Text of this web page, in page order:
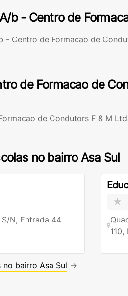
b - Centro de
- Centro de Formacao de
de Formacao de
de Condutors F & M
no bairro Asa Sul
N, Entrada 44
★
no bairro Asa Sul →